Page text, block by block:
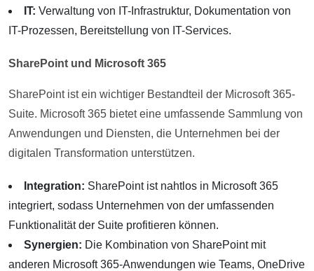
IT: Verwaltung von IT-Infrastruktur, Dokumentation von
IT-Prozessen, Bereitstellung von IT-Services.
SharePoint und Microsoft 365
SharePoint ist ein wichtiger Bestandteil der Microsoft 365-
Suite. Microsoft 365 bietet eine umfassende Sammlung von
Anwendungen und Diensten, die Unternehmen bei der
digitalen Transformation unterstützen.
Integration: SharePoint ist nahtlos in Microsoft 365
integriert, sodass Unternehmen von der umfassenden
Funktionalität der Suite profitieren können.
Synergien: Die Kombination von SharePoint mit
anderen Microsoft 365-Anwendungen wie Teams, OneDrive